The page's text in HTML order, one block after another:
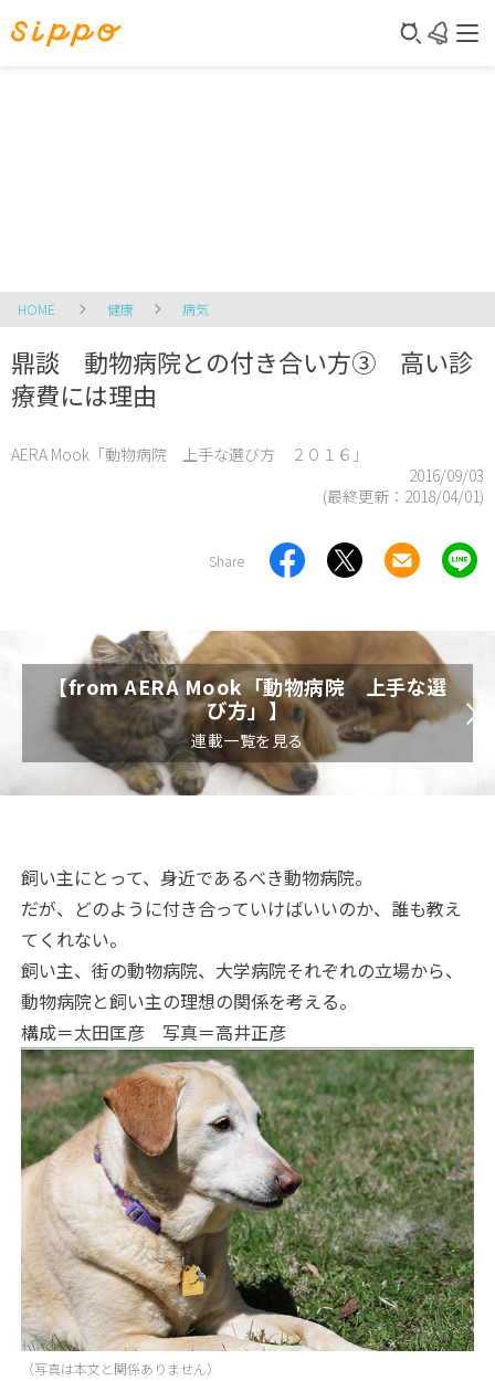
HOME 健康 病気
鼎談 動物病院との付き合い方③ 高い診
療費には理由
AERA Mook「動物病院 上手な選び方 ２０１６」
2016/09/03
(最終更新： 2018/04/01)
Share
【from AERA Mook「動物病院 上手な選
び方」】
連載一覧を見る
飼い主にとって、身近であるべき動物病院。
だが、どのように付き合っていけばいいのか、誰も教え
てくれない。
飼い主、街の動物病院、大学病院それぞれの立場から、
動物病院と飼い主の理想の関係を考える。
構成＝太田匡彦 写真＝高井正彦
（写真は本文と関係ありません）